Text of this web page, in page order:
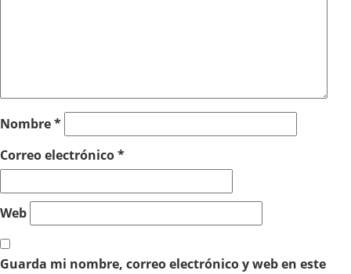
Nombre*
Correo electrónico*
Web
Guarda mi nombre, correo electrónico y web en este